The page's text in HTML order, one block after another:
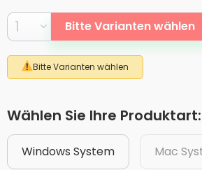
Bitte Varianten wählen
Bitte Varianten wählen
Wählen Sie Ihre Produktart:
Windows System Mac